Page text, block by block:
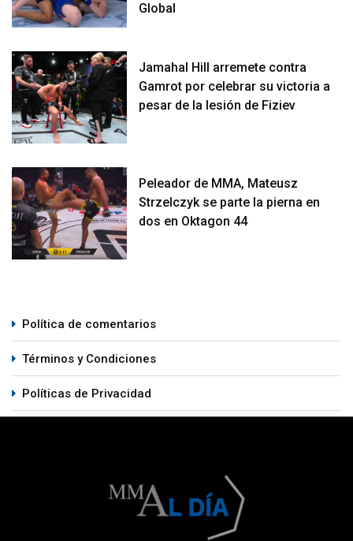
Global
Jamahal Hill arremete contra
Gamrot por celebrar su victoria a
pesar de la lesión de Fiziev
Peleador de MMA, Mateusz
Strzelczyk se parte la pierna en
dos en Oktagon 44
Política de comentarios
Términos y Condiciones
Políticas de Privacidad